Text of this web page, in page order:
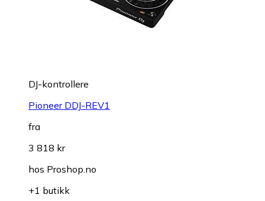
DJ-kontrollere
Pioneer DDJ-REV1
fra
3 818 kr
hos Proshop.no
+1 butikk